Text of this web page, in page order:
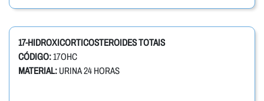
17-HIDROXICORTICOSTEROIDES TOTAIS
CÓDIGO:17OHC
MATERIAL: URINA 24 HORAS